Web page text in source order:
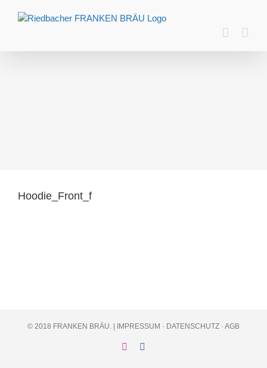
Inhalt
Hoodie_Front_f
© 2018 FRANKEN BRÄU. | IMPRESSUM · DATENSCHUTZ · AGB
Instagram